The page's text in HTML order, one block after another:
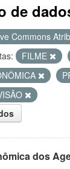
de
Commons
FILME
dos